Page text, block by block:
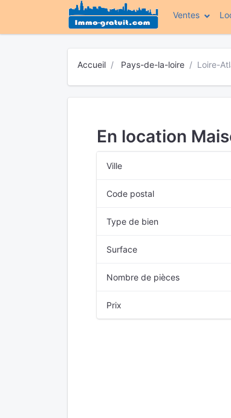
Ventes
Accueil Pays-de-la-loire Loire-
En location
Ville
Code postal
Type de bien
Surface
Nombre de pièces
Prix